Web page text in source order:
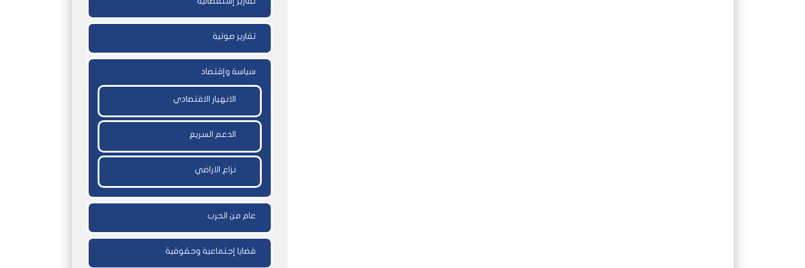
تقارير صوتية
سياسة وإقتصاد
الانهيار الاقتصادي
الدعم السريع
نزاع الاراضي
عام من الحرب
قضايا إجتماعية وحقوقية